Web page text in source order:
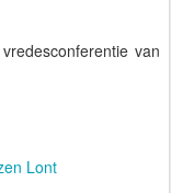
van
Lont